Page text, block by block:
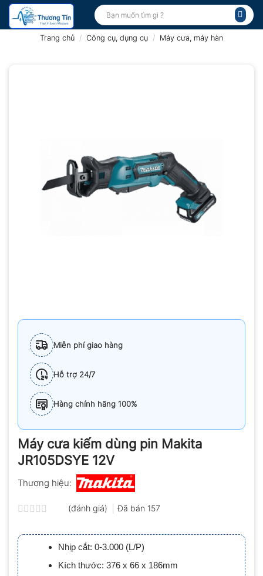
Bỏ
qua
Tìm
kiếm:
Trang chủ / Công cụ, dụng cụ / Máy cưa, máy hàn
Miễn phí giao hàng
Hỗ trợ 24/7
Hàng chính hãng 100%
Máy cưa kiếm dùng pin Makita
JR105DSYE 12V
Thương hiệu:
xếp
hạng
0.0
5
sao
(đánh giá) Đã bán 157
Nhịp cắt: 0-3.000 (L/P)
Kích thước: 376 x 66 x 186mm